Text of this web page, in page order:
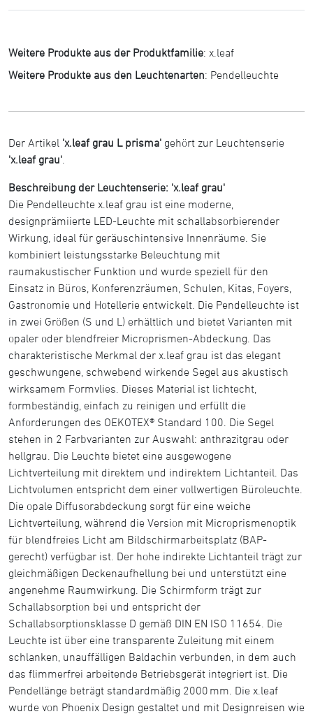
Weitere Produkte aus der Produktfamilie: x.leaf
Weitere Produkte aus den Leuchtenarten: Pendelleuchte
Der Artikel 'x.leaf grau L prisma' gehört zur Leuchtenserie
'x.leaf grau'
Beschreibung der Leuchtenserie: 'x.leaf grau'
Die Pendelleuchte x.leaf grau ist eine moderne,
designprämiierte LED-Leuchte mit schallabsorbierender
Wirkung, ideal für geräuschintensive Innenräume. Sie
kombiniert leistungsstarke Beleuchtung mit
raumakustischer Funktion und wurde speziell für den
Einsatz in Büros, Konferenzräumen, Schulen, Kitas, Foyers,
Gastronomie und Hotellerie entwickelt. Die Pendelleuchte ist
in zwei Größen (S und L) erhältlich und bietet Varianten mit
opaler oder blendfreier Microprismen-Abdeckung. Das
charakteristische Merkmal der x.leaf grau ist das elegant
geschwungene, schwebend wirkende Segel aus akustisch
wirksamem Formvlies. Dieses Material ist lichtecht,
formbeständig, einfach zu reinigen und erfüllt die
Anforderungen des OEKOTEX® Standard 100. Die Segel
stehen in 2 Farbvarianten zur Auswahl: anthrazitgrau oder
hellgrau. Die Leuchte bietet eine ausgewogene
Lichtverteilung mit direktem und indirektem Lichtanteil. Das
Lichtvolumen entspricht dem einer vollwertigen Büroleuchte.
Die opale Diffusorabdeckung sorgt für eine weiche
Lichtverteilung, während die Version mit Microprismenoptik
für blendfreies Licht am Bildschirmarbeitsplatz (BAP-
gerecht) verfügbar ist. Der hohe indirekte Lichtanteil trägt zur
gleichmäßigen Deckenaufhellung bei und unterstützt eine
angenehme Raumwirkung. Die Schirmform trägt zur
Schallabsorption bei und entspricht der
Schallabsorptionsklasse D gemäß DIN EN ISO 11654. Die
Leuchte ist über eine transparente Zuleitung mit einem
schlanken, unauffälligen Baldachin verbunden, in dem auch
das flimmerfrei arbeitende Betriebsgerät integriert ist. Die
Pendellänge beträgt standardmäßig 2000 mm. Die x.leaf
wurde von Phoenix Design gestaltet und mit Designreisen wie